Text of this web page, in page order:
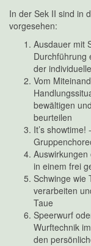
In der Sek II sind in
vorgesehen:
Ausdauer mit
Durchführung
der
Vom
bewältigen
beurteilen
It’s
in einem frei
Schwinge wie
verarbeiten
Taue
Speerwurf
Wurftechnik
den